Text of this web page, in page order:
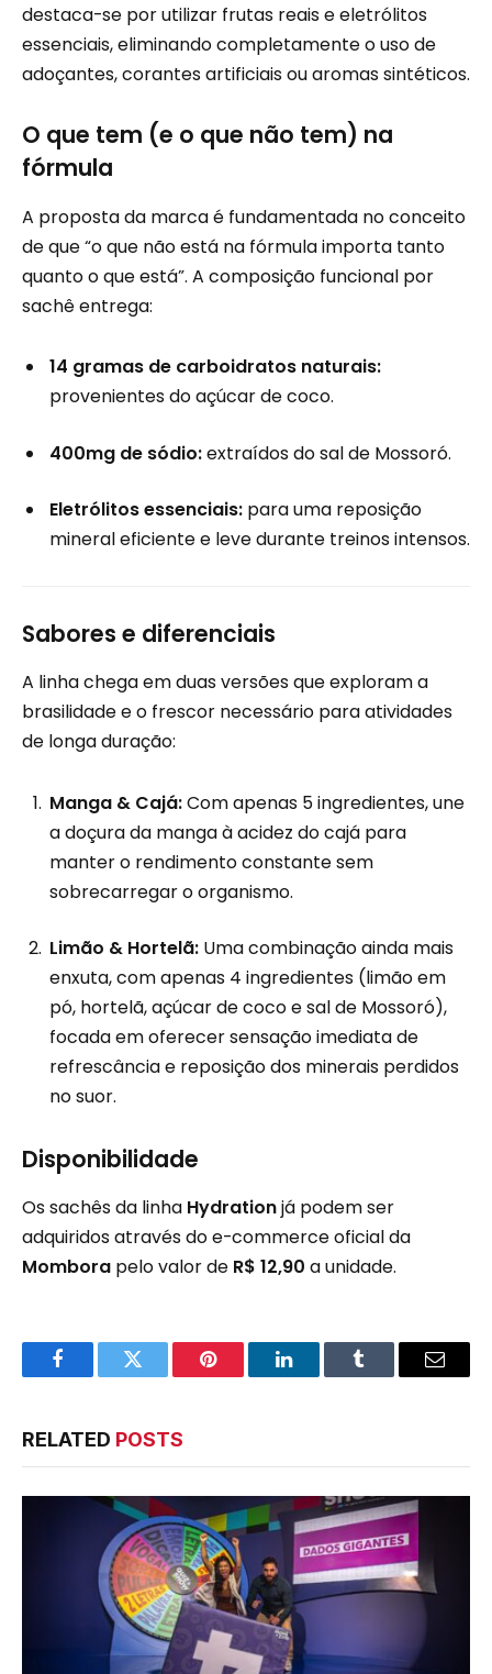
destaca-se por utilizar frutas reais e eletrólitos
essenciais, eliminando completamente o uso de
adoçantes, corantes artificiais ou aromas sintéticos.
O que tem (e o que não tem) na
fórmula
A proposta da marca é fundamentada no conceito
de que “o que não está na fórmula importa tanto
quanto o que está”. A composição funcional por
sachê entrega:
14 gramas de carboidratos naturais:
provenientes do açúcar de coco.
400mg de sódio:extraídos do sal de Mossoró.
Eletrólitos essenciais: para uma reposição
mineral eficiente e leve durante treinos intensos.
Sabores e diferenciais
A linha chega em duas versões que exploram a
brasilidade e o frescor necessário para atividades
de longa duração:
Manga & Cajá:Com apenas 5 ingredientes, une
a doçura da manga à acidez do cajá para
manter o rendimento constante sem
sobrecarregar o organismo.
Limão & Hortelã: Uma combinação ainda mais
enxuta, com apenas 4 ingredientes (limão em
pó, hortelã, açúcar de coco e sal de Mossoró),
focada em oferecer sensação imediata de
refrescância e reposição dos minerais perdidos
no suor.
Disponibilidade
Os sachês da linha Hydrationjá podem ser
adquiridos através do e-commerce oficial da
Mombora pelo valor de R$ 12,90 a unidade.
FacebookTwitter Pinterest LinkedInTumblr Email
RELATED POSTS